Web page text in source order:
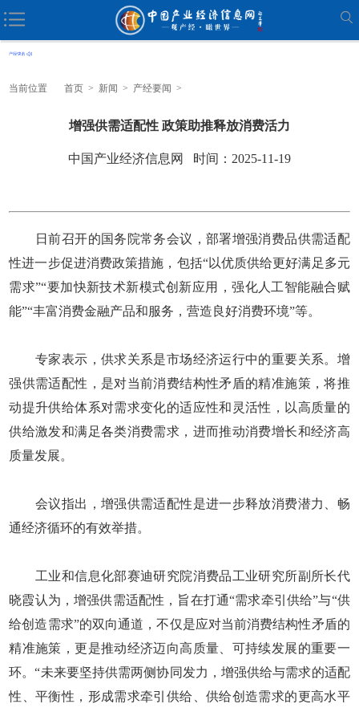
当前位置 首页 > 新闻 > 产经要闻 >
增强供需适配性 政策助推释放消费活力
中国产业经济信息网 时间：2025-11-19
日前召开的国务院常务会议，部署增强消费品供需适配
性进一步促进消费政策措施，包括“以优质供给更好满足多元
需求”“要加快新技术新模式创新应用，强化人工智能融合赋
能”“丰富消费金融产品和服务，营造良好消费环境”等。
专家表示，供求关系是市场经济运行中的重要关系。增
强供需适配性，是对当前消费结构性矛盾的精准施策，将推
动提升供给体系对需求变化的适应性和灵活性，以高质量的
供给激发和满足各类消费需求，进而推动消费增长和经济高
质量发展。
会议指出，增强供需适配性是进一步释放消费潜力、畅
通经济循环的有效举措。
工业和信息化部赛迪研究院消费品工业研究所副所长代
晓霞认为，增强供需适配性，旨在打通“需求牵引供给”与“供
给创造需求”的双向通道，不仅是应对当前消费结构性矛盾的
精准施策，更是推动经济迈向高质量、可持续发展的重要一
环。“未来要坚持供需两侧协同发力，增强供给与需求的适配
性、平衡性，形成需求牵引供给、供给创造需求的更高水平